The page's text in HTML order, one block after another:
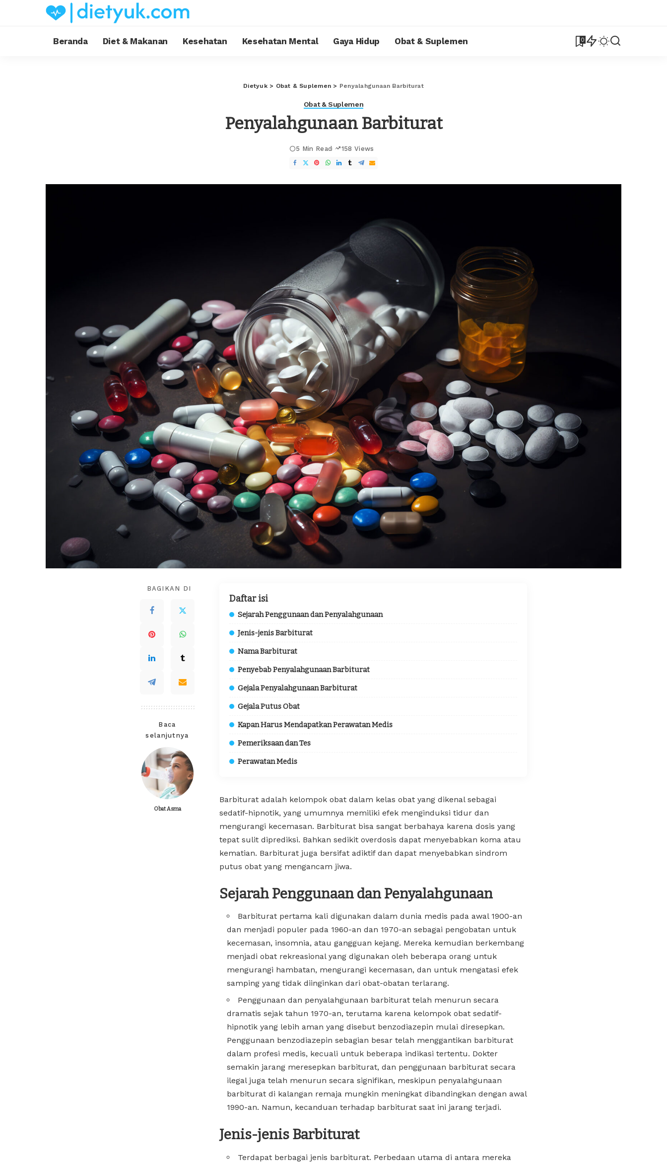
Beranda Diet & Makanan Kesehatan Kesehatan Mental Gaya Hidup Obat & Suplemen 0
Dietyuk> Obat & Suplemen > Penyalahgunaan Barbiturat
Obat & Suplemen
Penyalahgunaan Barbiturat
5 Min Read 158 Views
BAGIKAN DI
Baca
selanjutnya
Obat Asma
Daftar isi
Sejarah Penggunaan dan Penyalahgunaan
Jenis-jenis Barbiturat
Nama Barbiturat
Penyebab Penyalahgunaan Barbiturat
Gejala Penyalahgunaan Barbiturat
Gejala Putus Obat
Kapan Harus Mendapatkan Perawatan Medis
Pemeriksaan dan Tes
Perawatan Medis
Barbiturat adalah kelompok obat dalam kelas obat yang dikenal sebagai
sedatif-hipnotik, yang umumnya memiliki efek menginduksi tidur dan
mengurangi kecemasan. Barbiturat bisa sangat berbahaya karena dosis yang
tepat sulit diprediksi. Bahkan sedikit overdosis dapat menyebabkan koma atau
kematian. Barbiturat juga bersifat adiktif dan dapat menyebabkan sindrom
putus obat yang mengancam jiwa.
Sejarah Penggunaan dan Penyalahgunaan
Barbiturat pertama kali digunakan dalam dunia medis pada awal 1900-an
dan menjadi populer pada 1960-an dan 1970-an sebagai pengobatan untuk
kecemasan, insomnia, atau gangguan kejang. Mereka kemudian berkembang
menjadi obat rekreasional yang digunakan oleh beberapa orang untuk
mengurangi hambatan, mengurangi kecemasan, dan untuk mengatasi efek
samping yang tidak diinginkan dari obat-obatan terlarang.
Penggunaan dan penyalahgunaan barbiturat telah menurun secara
dramatis sejak tahun 1970-an, terutama karena kelompok obat sedatif-
hipnotik yang lebih aman yang disebut benzodiazepin mulai diresepkan.
Penggunaan benzodiazepin sebagian besar telah menggantikan barbiturat
dalam profesi medis, kecuali untuk beberapa indikasi tertentu. Dokter
semakin jarang meresepkan barbiturat, dan penggunaan barbiturat secara
ilegal juga telah menurun secara signifikan, meskipun penyalahgunaan
barbiturat di kalangan remaja mungkin meningkat dibandingkan dengan awal
1990-an. Namun, kecanduan terhadap barbiturat saat ini jarang terjadi.
Jenis-jenis Barbiturat
Terdapat berbagai jenis barbiturat. Perbedaan utama di antara mereka